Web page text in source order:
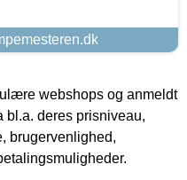
webshops og anmeldt
bl.a. deres prisniveau,
brugervenlighed,